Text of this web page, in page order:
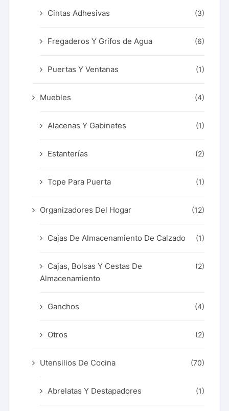
Cintas Adhesivas (3)
Fregaderos Y Grifos de Agua (6)
Puertas Y Ventanas (1)
Muebles (4)
Alacenas Y Gabinetes (1)
Estanterías (2)
Tope Para Puerta (1)
Organizadores Del Hogar (12)
Cajas De Almacenamiento De Calzado (1)
Cajas, Bolsas Y Cestas De
Almacenamiento
(2)
Ganchos (4)
Otros (2)
Utensilios De Cocina (70)
Abrelatas Y Destapadores (1)